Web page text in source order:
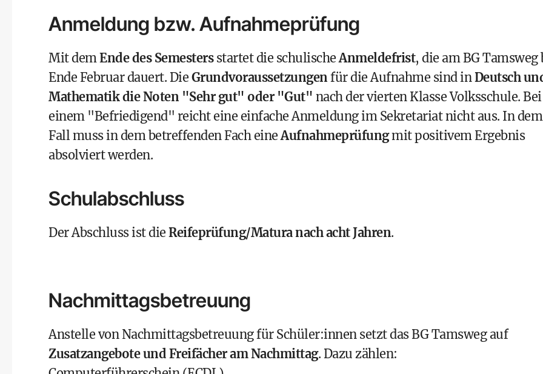
Anmeldung bzw. Aufnahmeprüfung
Mit demEnde des Semestersstartet die schulischeAnmeldefrist, die am BG Tamsweg
Ende Februar dauert. Die Grundvoraussetzungen für die Aufnahme sind inDeutsch
Mathematik die Noten "Sehr gut" oder "Gut" nach der vierten Klasse Volksschule. Bei
einem "Befriedigend" reicht eine einfache Anmeldung im Sekretariat nicht aus. In dem
Fall muss in dem betreffenden Fach eineAufnahmeprüfungmit positivem Ergebnis
absolviert werden.
Schulabschluss
Der Abschluss ist die Reifeprüfung/Matura nach acht Jahren.
Nachmittagsbetreuung
Anstelle von Nachmittagsbetreuung für Schüler:innen setzt das BG Tamsweg auf
Zusatzangebote und Freifächer am Nachmittag. Dazu zählen: